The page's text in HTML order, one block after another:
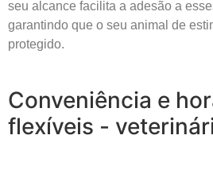
seu alcance facilita a adesão a
garantindo que o seu animal de
protegido.
Conveniência e
flexíveis -